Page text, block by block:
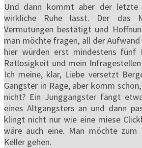
Und dann kommt aber der
wirkliche Ruhe lässt. Der das
Vermutungen bestätigt und
man möchte fragen, all der
hier würden erst mindestens fünf
Ratlosigkeit und mein
Ich meine, klar, Liebe versetzt
Gangster in Rage, aber komm
nicht? Ein Junggangster fängt
eines Altgangsters an und dann
klingt nicht nur wie eine miese
wäre auch eine. Man möchte zum
Keller gehen.